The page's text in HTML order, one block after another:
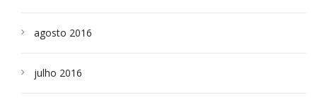
agosto 2016
julho 2016